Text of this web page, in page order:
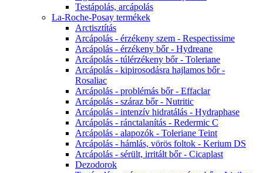
Testápolás, arcápolás
La-Roche-Posay termékek
Arctisztítás
Arcápolás - érzékeny szem - Respectissime
Arcápolás - érzékeny bőr - Hydreane
Arcápolás - túlérzékeny bőr - Toleriane
Arcápolás - kipirosodásra hajlamos bőr -
Rosaliac
Arcápolás - problémás bőr - Effaclar
Arcápolás - száraz bőr - Nutritic
Arcápolás - intenzív hidratálás - Hydraphase
Arcápolás - ránctalanítás - Redermic C
Arcápolás - alapozók - Toleriane Teint
Arcápolás - hámlás, vörös foltok - Kerium DS
Arcápolás - sérült, irritált bőr - Cicaplast
Dezodorok